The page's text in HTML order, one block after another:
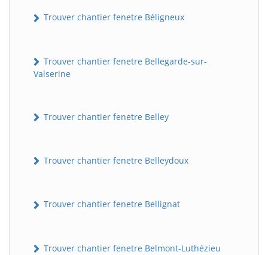
Trouver chantier fenetre Béligneux
Trouver chantier fenetre Bellegarde-sur-
Valserine
Trouver chantier fenetre Belley
Trouver chantier fenetre Belleydoux
Trouver chantier fenetre Bellignat
Trouver chantier fenetre Belmont-Luthézieu